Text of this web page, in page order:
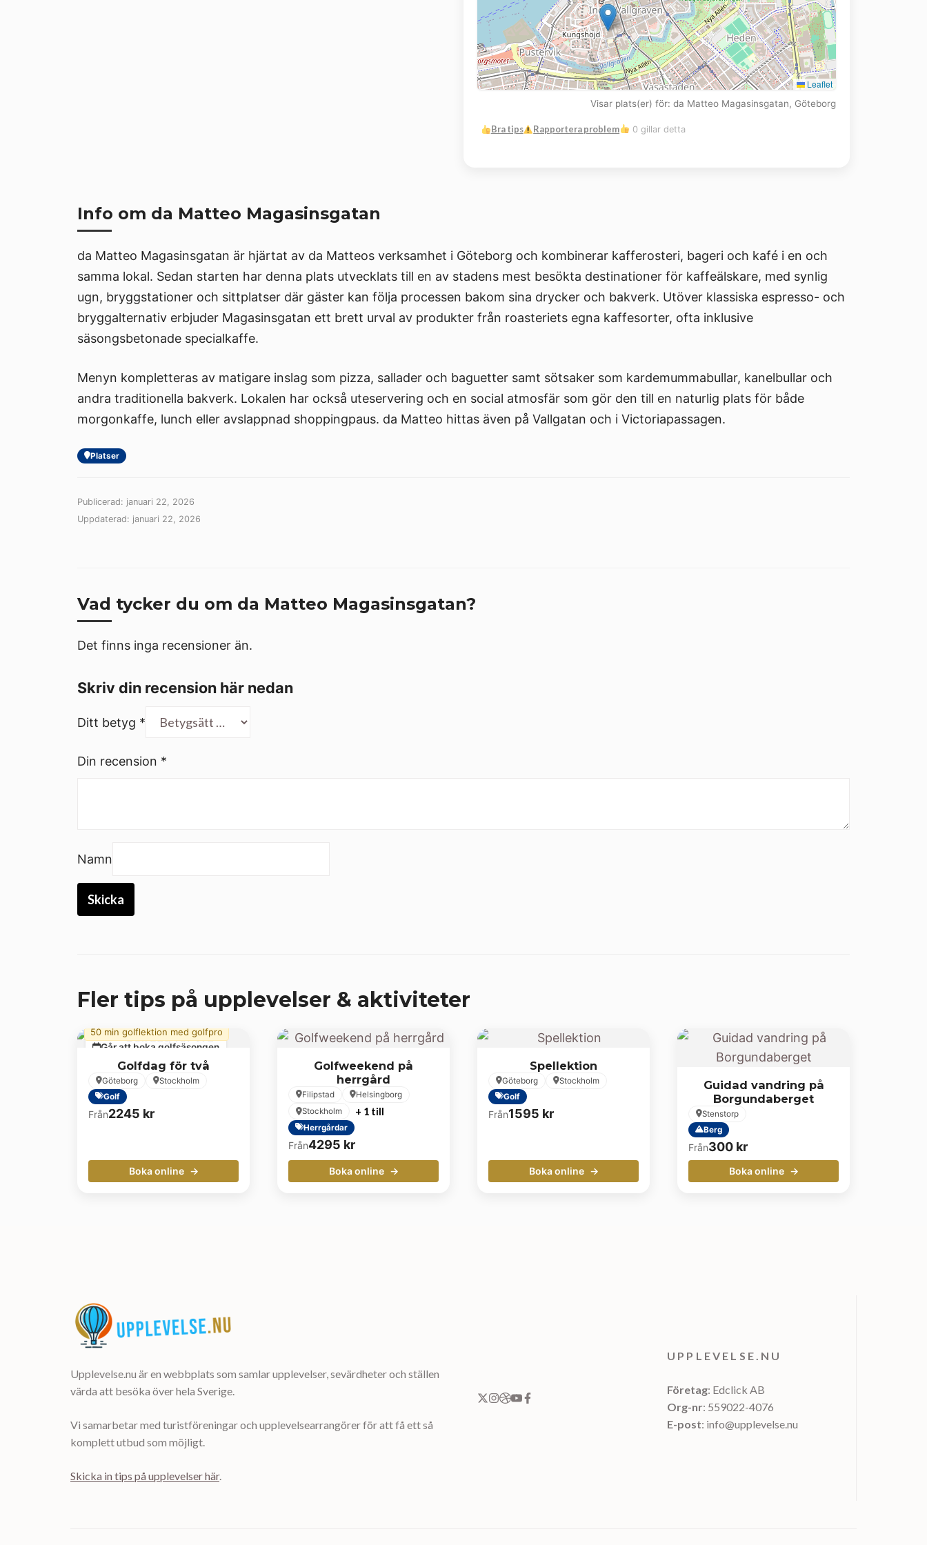
Leaflet
Visar plats(er) för: da Matteo Magasinsgatan, Göteborg
Bra tips Rapportera problem 0 gillar detta
Info om da Matteo Magasinsgatan
da Matteo Magasinsgatan är hjärtat av da Matteos verksamhet i Göteborg och kombinerar kafferosteri, bageri och kafé i en och
samma lokal. Sedan starten har denna plats utvecklats till en av stadens mest besökta destinationer för kaffeälskare, med synlig
ugn, bryggstationer och sittplatser där gäster kan följa processen bakom sina drycker och bakverk. Utöver klassiska espresso- och
bryggalternativ erbjuder Magasinsgatan ett brett urval av produkter från roasteriets egna kaffesorter, ofta inklusive
säsongsbetonade specialkaffe.
Menyn kompletteras av matigare inslag som pizza, sallader och baguetter samt sötsaker som kardemummabullar, kanelbullar och
andra traditionella bakverk. Lokalen har också uteservering och en social atmosfär som gör den till en naturlig plats för både
morgonkaffe, lunch eller avslappnad shoppingpaus. da Matteo hittas även på Vallgatan och i Victoriapassagen.
Platser
Publicerad: januari 22, 2026
Uppdaterad: januari 22, 2026
Vad tycker du om da Matteo Magasinsgatan?
Det finns inga recensioner än.
Skriv din recension här nedan
Ditt betyg *
Din recension *
Namn
Fler tips på upplevelser & aktiviteter
Går att boka golfsäsongen
50 min golflektion med golfpro
Golfdag för två
Göteborg
Stockholm
Golf
Från2245 kr
Boka online
Golfweekend på
herrgård
Filipstad
Helsingborg
Stockholm
+ 1 till
Herrgårdar
Från4295 kr
Boka online
Spellektion
Göteborg
Stockholm
Golf
Från1595 kr
Boka online
Guidad vandring på
Borgundaberget
Stenstorp
Berg
Från300 kr
Boka online
Upplevelse.nu är en webbplats som samlar upplevelser, sevärdheter och ställen
värda att besöka över hela Sverige.
Vi samarbetar med turistföreningar och upplevelsearrangörer för att få ett så
komplett utbud som möjligt.
Skicka in tips på upplevelser här.
UPPLEVELSE.NU
Företag: Edclick AB
Org-nr: 559022-4076
E-post: info@upplevelse.nu